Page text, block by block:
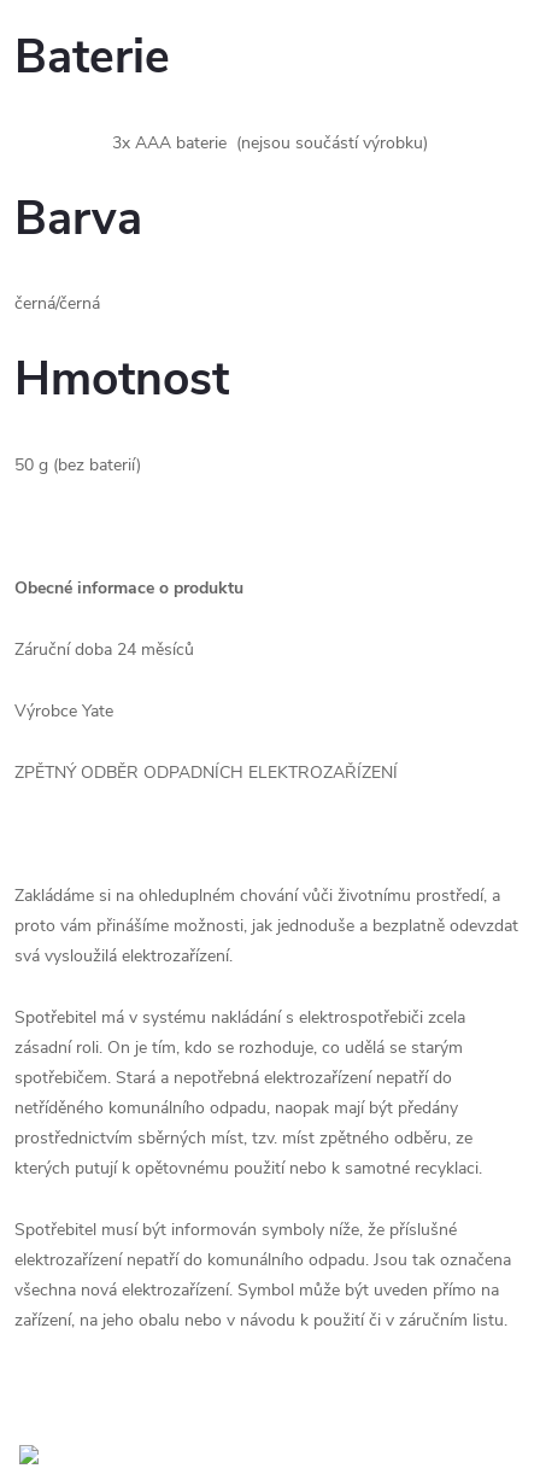
Baterie
3x AAA baterie (nejsou součástí výrobku)
Barva
černá/černá
Hmotnost
50 g (bez baterií)
Obecné informace o produktu
Záruční doba 24 měsíců
Výrobce Yate
ZPĚTNÝ ODBĚR ODPADNÍCH ELEKTROZAŘÍZENÍ
Zakládáme si na ohleduplném chování vůči životnímu prostředí, a
proto vám přinášíme možnosti, jak jednoduše a bezplatně odevzdat
svá vysloužilá elektrozařízení.
Spotřebitel má v systému nakládání s elektrospotřebiči zcela
zásadní roli. On je tím, kdo se rozhoduje, co udělá se starým
spotřebičem. Stará a nepotřebná elektrozařízení nepatří do
netříděného komunálního odpadu, naopak mají být předány
prostřednictvím sběrných míst, tzv. míst zpětného odběru, ze
kterých putují k opětovnému použití nebo k samotné recyklaci.
Spotřebitel musí být informován symboly níže, že příslušné
elektrozařízení nepatří do komunálního odpadu. Jsou tak označena
všechna nová elektrozařízení. Symbol může být uveden přímo na
zařízení, na jeho obalu nebo v návodu k použití či v záručním listu.